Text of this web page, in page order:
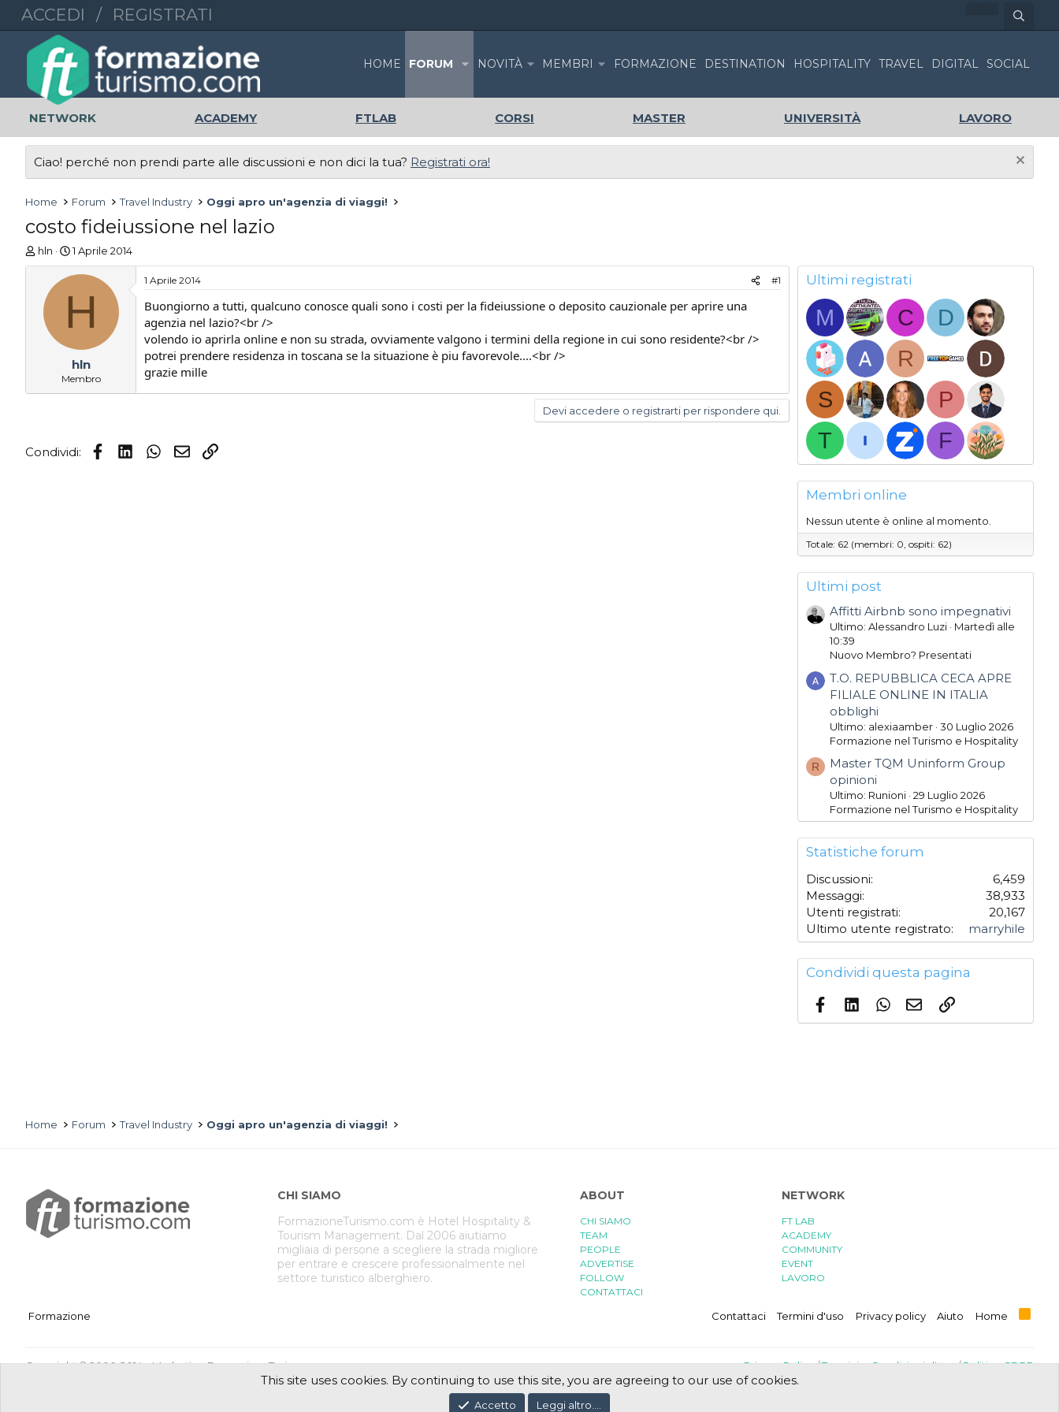
ACCEDI / REGISTRATI
HOME FORUM NOVITÀ MEMBRI FORMAZIONE DESTINATION HOSPITALITY TRAVEL DIGITAL SOCIAL
NETWORK ACADEMY FTLAB CORSI MASTER UNIVERSITÀ LAVORO
Ciao! perché non prendi parte alle discussioni e non dici la tua? Registrati ora!
Home Forum Travel Industry Oggi apro un'agenzia di viaggi!
costo fideiussione nel lazio
A
u
e
u
o
hln
D
a
t
n
i
z
i
1 Aprile 2014
H
hln
Membro
1 Aprile 2014 #1
Buongiorno a tutti, qualcuno conosce quali sono i costi per la fideiussione o deposito cauzionale per aprire una
agenzia nel lazio?<br />
volendo io aprirla online e non su strada, ovviamente valgono i termini della regione in cui sono residente?<br />
potrei prendere residenza in toscana se la situazione è piu favorevole....<br />
grazie mille
Devi accedere o registrarti per rispondere qui.
Condividi: FacebookLinkedInWhatsApp
EmailLink
Ultimi registrati
M C
D
R
S
P
T
F
Membri online
Nessun utente è online al momento.
Totale: 62 (membri: 0, ospiti: 62)
Ultimi post
Affitti Airbnb sono impegnativi
Ultimo: Alessandro Luzi
Martedì alle
10:39
Nuovo Membro? Presentati
T.O. REPUBBLICA CECA APRE
FILIALE ONLINE IN ITALIA
obblighi
Ultimo: alexiaamber 30 Luglio 2026
Formazione nel Turismo e Hospitality
R
Master TQM Uninform Group
opinioni
Ultimo: Runioni 29 Luglio 2026
Formazione nel Turismo e Hospitality
Statistiche forum
Discussioni
6,459
Messaggi
38,933
Utenti registrati
20,167
Ultimo utente registrato
marryhile
Condividi questa pagina
FacebookLinkedInWhatsApp
EmailLink
Home Forum Travel Industry Oggi apro un'agenzia di viaggi!
CHI SIAMO
FormazioneTurismo.com è Hotel Hospitality &
Tourism Management. Dal 2006 aiutiamo
migliaia di persone a scegliere la strada migliore
per entrare e crescere professionalmente nel
settore turistico alberghiero.
ABOUT
CHI SIAMO
TEAM
PEOPLE
ADVERTISE
FOLLOW
CONTATTACI
NETWORK
FT LAB
ACADEMY
COMMUNITY
EVENT
LAVORO
Formazione Contattaci Termini d'uso Privacy policy Aiuto Home
R
S
Copyright © 2000-2014 eMarketing FormazioneTurismo.com
Sede legale: Vico II Alferio N° 3 - 86170 Isernia [IT]
XenForge.com
Privacy Policy/Termini e Condizioni d'uso/Politica GDPR
Progettato e realizzato con amore e sacrifici da
This site uses cookies. By continuing to use this site, you are agreeing to our use of cookies.
Accetto Leggi altro....